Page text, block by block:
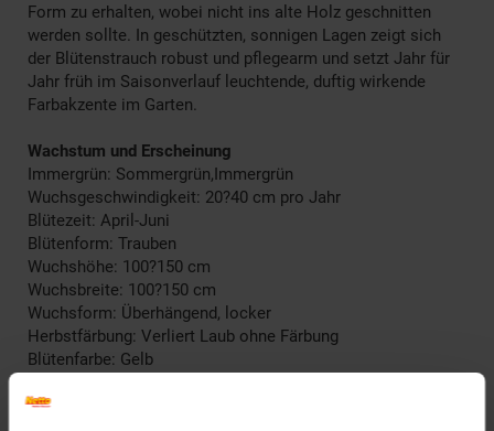
Form zu erhalten, wobei nicht ins alte Holz geschnitten
werden sollte. In geschützten, sonnigen Lagen zeigt sich
der Blütenstrauch robust und pflegearm und setzt Jahr für
Jahr früh im Saisonverlauf leuchtende, duftig wirkende
Farbakzente im Garten.
Wachstum und Erscheinung
Immergrün: Sommergrün,Immergrün
Wuchsgeschwindigkeit: 20?40 cm pro Jahr
Blütezeit: April-Juni
Blütenform: Trauben
Wuchshöhe: 100?150 cm
Wuchsbreite: 100?150 cm
Wuchsform: Überhängend, locker
Herbstfärbung: Verliert Laub ohne Färbung
Blütenfarbe: Gelb
Geschmack: X